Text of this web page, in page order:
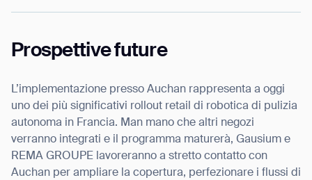
Prospettive future
L’implementazione presso Auchan rappresenta a oggi
uno dei più significativi rollout retail di robotica di pulizia
autonoma in Francia. Man mano che altri negozi
verranno integrati e il programma maturerà, Gausium e
REMA GROUPE lavoreranno a stretto contatto con
Auchan per ampliare la copertura, perfezionare i flussi di